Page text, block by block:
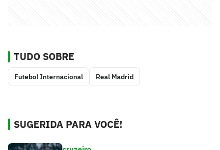
TUDO SOBRE
Futebol Internacional Real Madrid
SUGERIDA PARA VOCÊ!